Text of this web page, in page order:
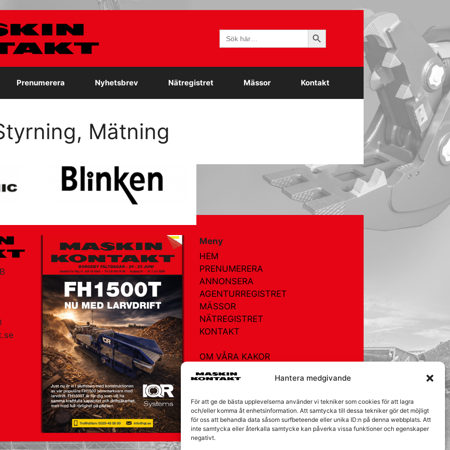
Hantera medgivande
För att ge de bästa upplevelserna använder vi tekniker som cookies för att lagra
och/eller komma åt enhetsinformation. Att samtycka till dessa tekniker gör det möjligt
för oss att behandla data såsom surfbeteende eller unika ID:n på denna webbplats. Att
inte samtycka eller återkalla samtycke kan påverka vissa funktioner och egenskaper
negativt.
Sök
efter:
Sökknapp
Prenumerera Nyhetsbrev Nätregistret Mässor Kontakt
Mätning
Meny
HEM
PRENUMERERA
ANNONSERA
AGENTURREGISTRET
MÄSSOR
NÄTREGISTRET
KONTAKT
OM VÅRA KAKOR